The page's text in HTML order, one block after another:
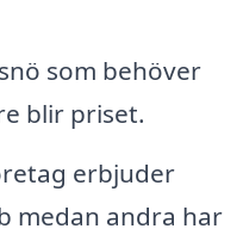
som behöver
blir priset.
erbjuder
medan andra har